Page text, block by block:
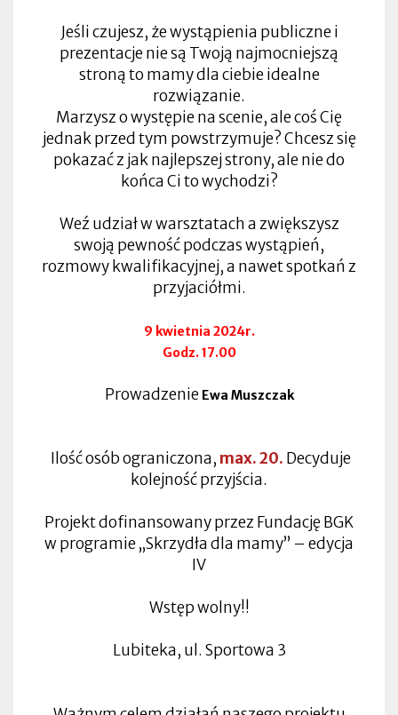
Jeśli czujesz, że wystąpienia publiczne i
prezentacje nie są Twoją najmocniejszą
stroną to mamy dla ciebie idealne
rozwiązanie.
Marzysz o występie na scenie, ale coś Cię
jednak przed tym powstrzymuje? Chcesz się
pokazać z jak najlepszej strony, ale nie do
końca Ci to wychodzi?
Weź udział w warsztatach a zwiększysz
swoją pewność podczas wystąpień,
rozmowy kwalifikacyjnej, a nawet spotkań z
przyjaciółmi.
9 kwietnia 2024r.
Godz. 17.00
ProwadzenieEwa Muszczak
Ilość osób ograniczona, max. 20. Decyduje
kolejność przyjścia.
Projekt dofinansowany przez Fundację BGK
w programie „Skrzydła dla mamy” – edycja
IV
Wstęp wolny!!
Lubiteka, ul. Sportowa 3